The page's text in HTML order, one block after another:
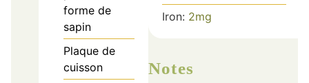
forme de
sapin
Plaque de
cuisson
Iron: 2mg
Notes